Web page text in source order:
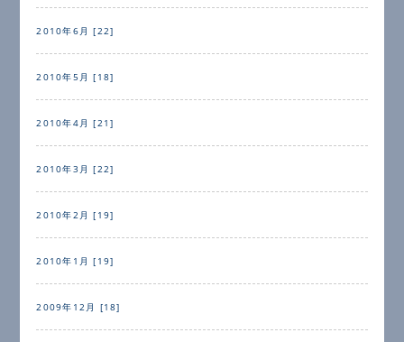
2010年6月 [22]
2010年5月 [18]
2010年4月 [21]
2010年3月 [22]
2010年2月 [19]
2010年1月 [19]
2009年12月 [18]